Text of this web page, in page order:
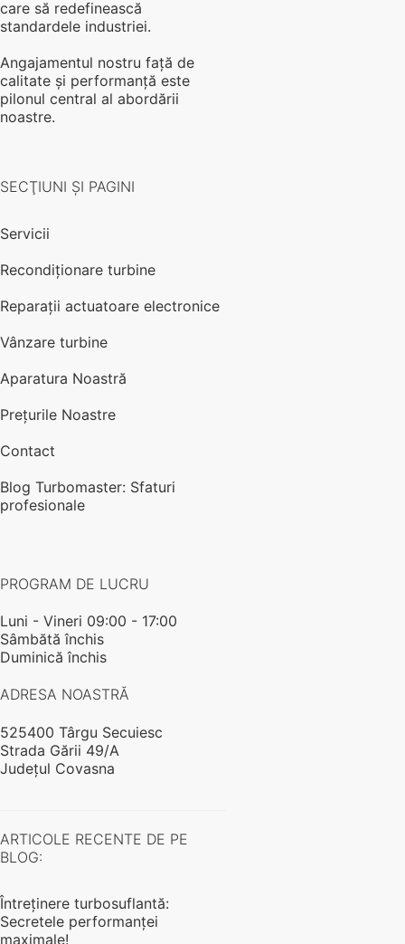
care să redefinească
standardele industriei.
Angajamentul nostru față de
calitate și performanță este
pilonul central al abordării
noastre.
SECŢIUNI ŞI PAGINI
Servicii
Recondiționare turbine
Reparații actuatoare electronice
Vânzare turbine
Aparatura Noastră
Prețurile Noastre
Contact
Blog Turbomaster: Sfaturi
profesionale
PROGRAM DE LUCRU
Luni - Vineri 09:00 - 17:00
Sâmbătă închis
Duminică închis
ADRESA NOASTRĂ
525400 Târgu Secuiesc
Strada Gării 49/A
Județul Covasna
ARTICOLE RECENTE DE PE
BLOG:
Întreținere turbosuflantă:
Secretele performanței
maximale!